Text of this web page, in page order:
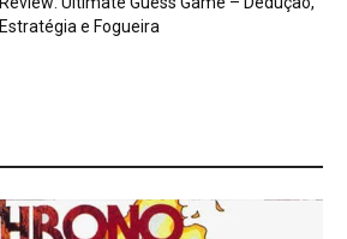
Estratégia e Fogueira